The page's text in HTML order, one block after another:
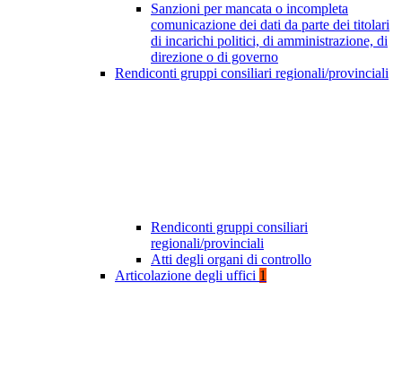
Sanzioni per mancata o incompleta
comunicazione dei dati da parte dei titolari
di incarichi politici, di amministrazione, di
direzione o di governo
Rendiconti gruppi consiliari regionali/provinciali
Rendiconti gruppi consiliari
regionali/provinciali
Atti degli organi di controllo
Articolazione degli uffici 1